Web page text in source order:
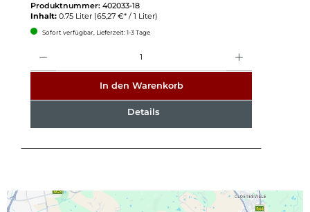
Produktnummer: 402033-18
Inhalt: 0.75 Liter (65,27 €* / 1 Liter)
Sofort verfügbar, Lieferzeit: 1-3 Tage
In den Warenkorb
Details